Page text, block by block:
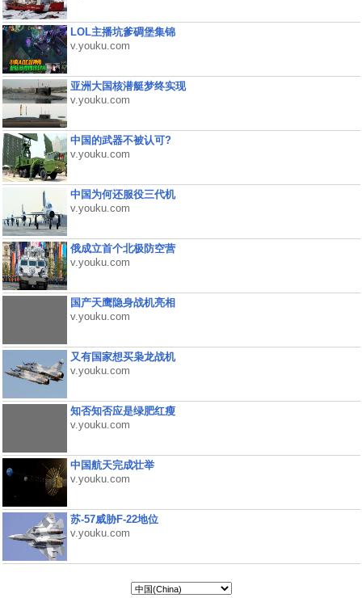
LOL主播坑爹碉堡集锦
v.youku.com
亚洲大国核潜艇梦终实现
v.youku.com
中国的武器不被认可?
v.youku.com
中国为何还服役三代机
v.youku.com
俄成立首个北极防空营
v.youku.com
国产天鹰隐身战机亮相
v.youku.com
又有国家想买枭龙战机
v.youku.com
知否知否应是绿肥红瘦
v.youku.com
中国航天完成壮举
v.youku.com
苏-57威胁F-22地位
v.youku.com